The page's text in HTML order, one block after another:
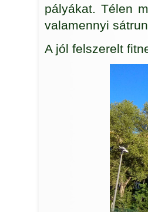
pályákat. Télen
valamennyi
A jól felszerelt